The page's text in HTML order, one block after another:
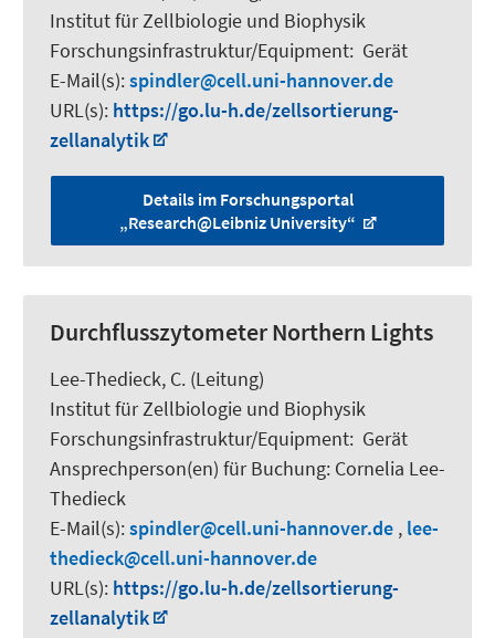
Institut für Zellbiologie und Biophysik
Forschungsinfrastruktur/Equipment: Gerät
E-Mail(s):spindler
cell.uni-hannover.de
URL(s): https://go.lu-h.de/zellsortierung-
zellanalytik
Details im Forschungsportal
„Research@Leibniz University“
Durchflusszytometer Northern Lights
Lee-Thedieck, C. (Leitung)
Institut für Zellbiologie und Biophysik
Forschungsinfrastruktur/Equipment: Gerät
Ansprechperson(en) für Buchung: Cornelia Lee-
Thedieck
E-Mail(s):spindler cell.uni-hannover.de , lee-
thedieck
cell.uni-hannover.de
URL(s): https://go.lu-h.de/zellsortierung-
zellanalytik